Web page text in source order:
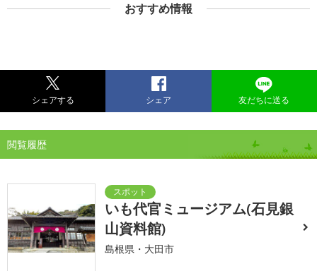
おすすめ情報
シェアする シェア 友だちに送る
閲覧履歴
いも代官ミュージアム(石見銀
山資料館)
島根県・大田市